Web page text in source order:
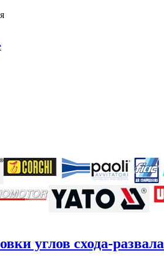
углов схода-развала